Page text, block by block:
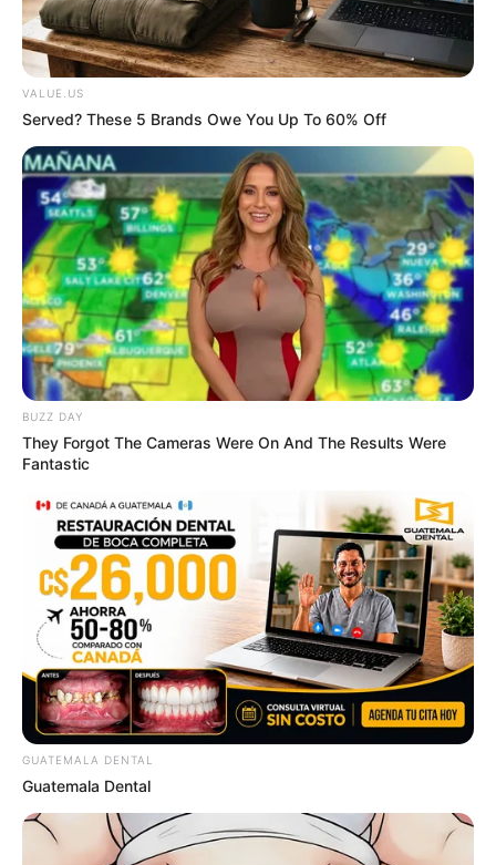
โชคลาภจะมาจากเพื่อนร่วมงาน วันนี้เหนื่อยหน่อย
แม้จะเป็นวันหยุด แต่ไม่ได้หยุดมีเรื่องต้องให้จัดการ
ตลอดทั้งวัน อย่าขันอาสาให้มาก ระวังจะได้เหนื่อย
แทนคนอื่น การเงินไม่สู้ดีนักบางท่านต้องวิ่งเต้น
หาเงิน
คนวันอังคาร
โชคลาภจะมาจากศาลเจ้าจีน หรือเซียมซี การดำเนิน
ชีวิตในวันนี้เป็นไปอย่างปกติ อาจมีเรื่องให้ต้องตัดสิน
ใจ แต่ไม่มีปัญหาท่านจัดการมันได้ การเงินยังคงนิ่งๆ
แต่ก็ยังพอมีรายได้เข้ามา
VALUE.US
Served? These 5 Brands Owe You Up To 60% Off
BUZZ DAY
They Forgot The Cameras Were On And The Results Were
Fantastic
GUATEMALA DENTAL
Guatemala Dental